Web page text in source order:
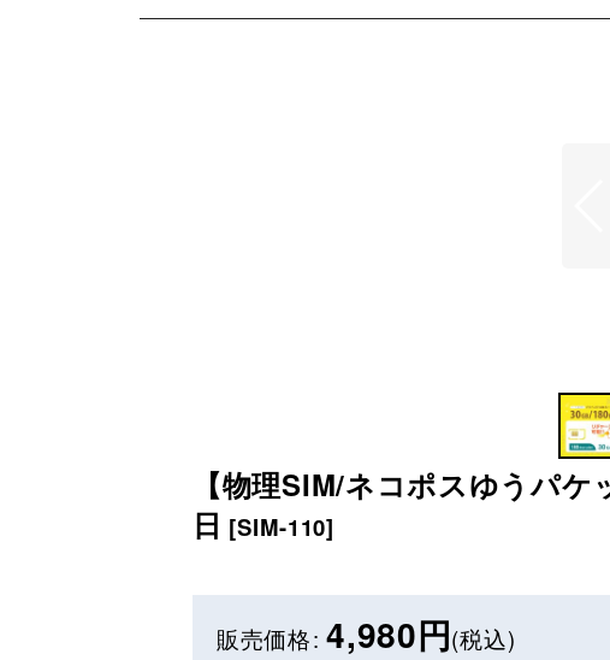
【物理SIM/ネコポスゆうパ
日 [SIM-110]
販売価格: 4,980円(税込)